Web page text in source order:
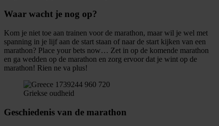
Waar wacht je nog op?
Kom je niet toe aan trainen voor de marathon, maar wil je wel met
spanning in je lijf aan de start staan of naar de start kijken van een
marathon? Place your bets now… Zet in op de komende marathon
en ga wedden op de marathon en zorg ervoor dat je wint op de
marathon! Rien ne va plus!
Griekse oudheid
Geschiedenis van de marathon